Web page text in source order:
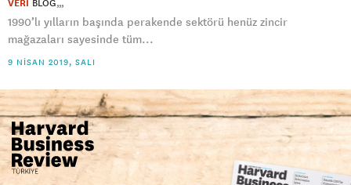
VERİ BLOG
1990’lı yılların başında perakende sektörü henüz zincir
mağazaları sayesinde tüm...
9 NISAN 2019, SALI